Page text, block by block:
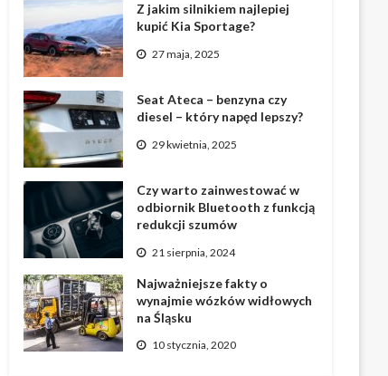
Z jakim silnikiem najlepiej
kupić Kia Sportage?
27 maja, 2025
Seat Ateca – benzyna czy
diesel – który napęd lepszy?
29 kwietnia, 2025
Czy warto zainwestować w
odbiornik Bluetooth z funkcją
redukcji szumów
21 sierpnia, 2024
Najważniejsze fakty o
wynajmie wózków widłowych
na Śląsku
10 stycznia, 2020